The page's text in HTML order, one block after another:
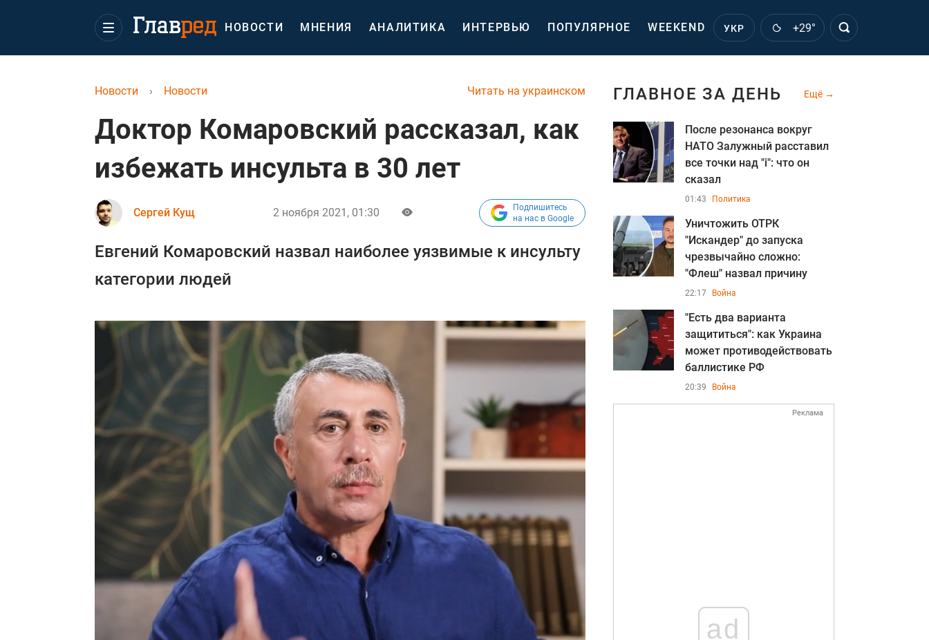
НОВОСТИ МНЕНИЯ АНАЛИТИКА ИНТЕРВЬЮ ПОПУЛЯРНОЕ WEEKEND УКР +29°
Читать на украинском
Новости › Новости
Доктор Комаровский рассказал, как
избежать инсульта в 30 лет
Сергей Кущ 2 ноября 2021, 01:30
Подпишитесь
на нас в Google
Евгений Комаровский назвал наиболее уязвимые к инсульту
категории людей
ГЛАВНОЕ ЗА ДЕНЬ Ещё
После резонанса вокруг
НАТО Залужный расставил
все точки над "i": что он
сказал
01:43 Политика
Уничтожить ОТРК
"Искандер" до запуска
чрезвычайно сложно:
"Флеш" назвал причину
22:17 Война
"Есть два варианта
защититься": как Украина
может противодействовать
баллистике РФ
20:39 Война
Реклама
ad